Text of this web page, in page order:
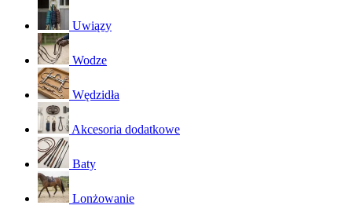
Uwiązy
Wodze
Wędzidła
Akcesoria dodatkowe
Baty
Lonżowanie